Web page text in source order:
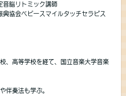
音脳リトミック講師
協会ベビースマイルタッチセラピス
、高等学校を経て、国立音楽大学音楽
伴奏法も学ぶ。